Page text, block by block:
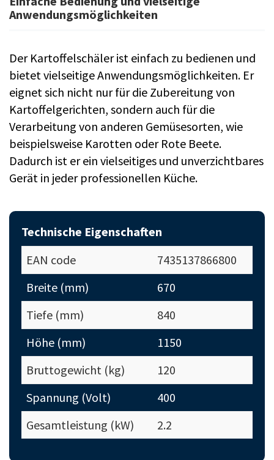
Anwendungsmöglichkeiten
Der Kartoffelschäler ist einfach zu bedienen und
bietet vielseitige Anwendungsmöglichkeiten. Er
eignet sich nicht nur für die Zubereitung von
Kartoffelgerichten, sondern auch für die
Verarbeitung von anderen Gemüsesorten, wie
beispielsweise Karotten oder Rote Beete.
Dadurch ist er ein vielseitiges und unverzichtbares
Gerät in jeder professionellen Küche.
Technische Eigenschaften
EAN code
7435137866800
Breite (mm)
670
Tiefe (mm)
840
Höhe (mm)
1150
Bruttogewicht (kg)
120
Spannung (Volt)
400
Gesamtleistung (kW)
2.2